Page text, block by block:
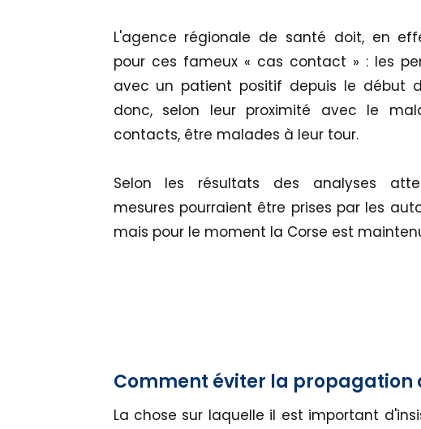
L'agence régionale de santé doit, en
pour ces fameux « cas contact » : les
avec un patient positif depuis le début
donc, selon leur proximité avec le
contacts, être malades à leur tour.
Selon les résultats des analyses
mesures pourraient être prises par les
mais pour le moment la Corse est
Comment éviter la propagation
La chose sur laquelle il est important